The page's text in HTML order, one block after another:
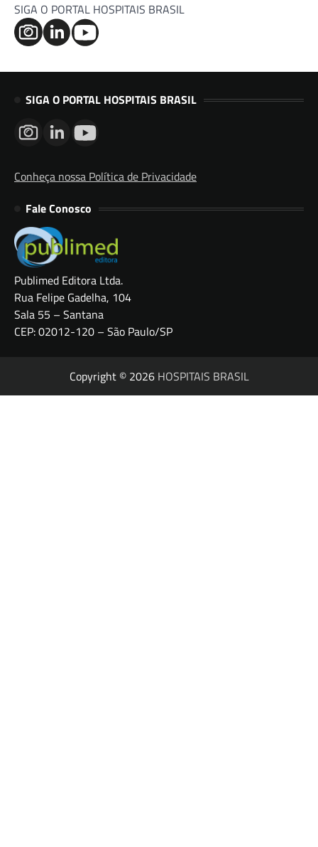
SIGA O PORTAL HOSPITAIS BRASIL
SIGA O PORTAL HOSPITAIS BRASIL
Conheça nossa Política de Privacidade
Fale Conosco
Publimed Editora Ltda.
Rua Felipe Gadelha, 104
Sala 55 – Santana
CEP: 02012-120 – São Paulo/SP
Copyright © 2026 HOSPITAIS BRASIL